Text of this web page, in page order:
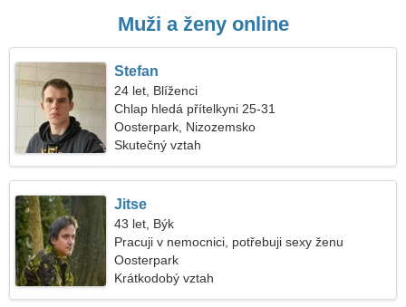
Muži a ženy online
Stefan
24 let, Blíženci
Chlap hledá přítelkyni 25-31
Oosterpark, Nizozemsko
Skutečný vztah
Jitse
43 let, Býk
Pracuji v nemocnici, potřebuji sexy ženu
Oosterpark
Krátkodobý vztah